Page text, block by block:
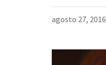
agosto 27, 2016